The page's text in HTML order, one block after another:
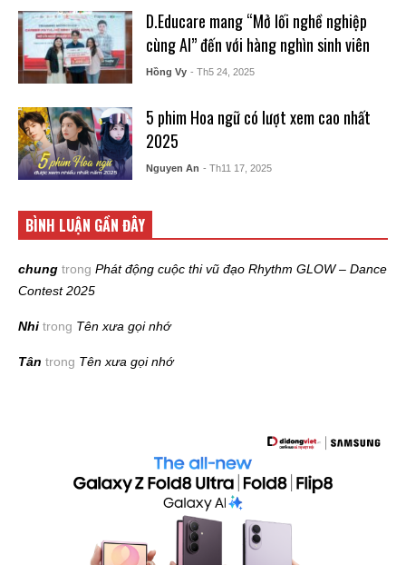
D.Educare mang “Mở lối nghề nghiệp
cùng AI” đến với hàng nghìn sinh viên
Hồng Vy - Th5 24, 2025
5 phim Hoa ngữ có lượt xem cao nhất
2025
Nguyen An - Th11 17, 2025
BÌNH LUẬN GẦN ĐÂY
chung trong Phát động cuộc thi vũ đạo Rhythm GLOW – Dance
Contest 2025
Nhi trong Tên xưa gọi nhớ
Tân trong Tên xưa gọi nhớ